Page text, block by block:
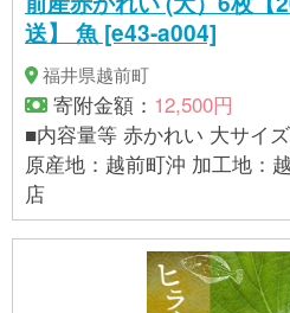
送】 魚 [e43-a004]
福井県越前町
寄附金額： 12,500円
■内容量等 赤かれい 大サイ
原産地：越前町沖 加工地：
店